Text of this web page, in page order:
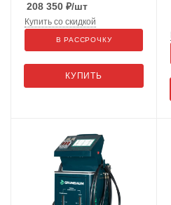
208 350 ₽/шт
КУПИТЬ
Купить со скидкой
В РАССРОЧКУ